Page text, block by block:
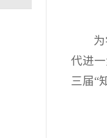
代进
三届“